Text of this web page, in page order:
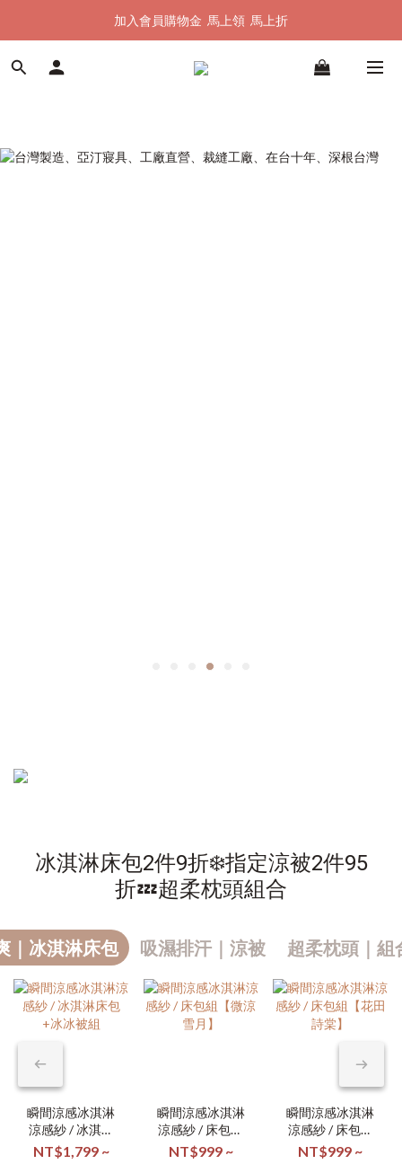
加入會員購物金  馬上領  馬上折
加入會員購物金  馬上領  馬上折
全館單筆滿 $1500 即享全台免運
冰淇淋床包2件9折❄️指定涼被2件95
折💤超柔枕頭組合
｜冰淇淋床包 吸濕排汗｜涼被 超柔枕頭｜組
瞬間涼感冰淇淋
涼感紗 / 冰淇淋
床包+冰冰被組
NT$1,799 ~
瞬間涼感冰淇淋
涼感紗 / 床包組
【微涼雪月】
NT$999 ~
瞬間涼感冰淇淋
涼感紗 / 床包組
【花田詩棠】
NT$999 ~